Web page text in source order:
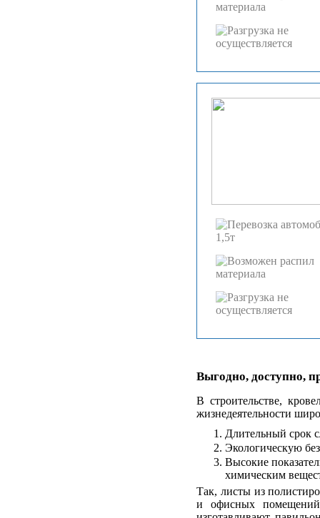
Выгодно, доступно,
В строительстве,
жизнедеятельности
Длительный срок
Экологическую
Высокие
химическим
Так, листы из
и офисных